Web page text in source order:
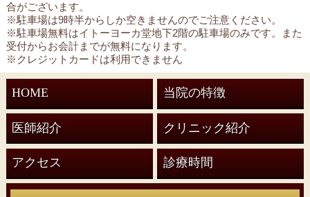
合がございます。
※駐車場は9時半からしか空きませんのでご注意ください。
※駐車場無料はイトーヨーカ堂地下2階の駐車場のみです。また
受付からお会計までが無料になります。
※クレジットカードは利用できません
HOME 当院の特徴
医師紹介 クリニック紹介
アクセス 診療時間